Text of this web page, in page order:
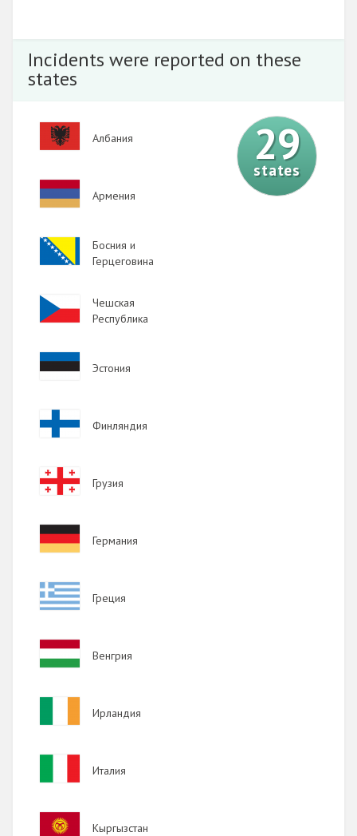
Incidents were reported on these
states
Image
Албания
Image
Армения
Image
Босния и
Герцеговина
Image
Чешская
Республика
Image
Эстония
Image
Финляндия
Image
Грузия
Image
Германия
Image
Греция
Image
Венгрия
Ирландия
Италия
Image
Кыргызстан
29
states